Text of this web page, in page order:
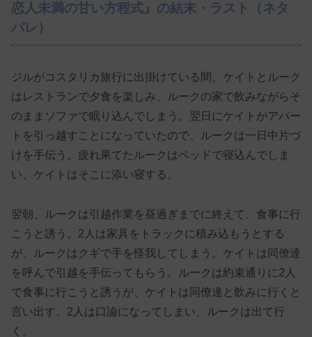
恋人未満の甘い方程式』の結末・ラスト（ネタ
バレ）
ジルがコスタリカ旅行に出掛けている間、ケイトとルーク
はレストランで夕食を楽しみ、ルークの家で飲みながらそ
のままソファで眠り込んでしまう。翌日にケイトがアパー
トを引っ越すことになっていたので、ルークは一日中片づ
けを手伝う。疲れ果てたルークはベッドで寝込んでしま
い、ケイトはそこに添い寝する。
翌朝、ルークは引越作業を昼過ぎまでに終えて、食事に行
こうと誘う。2人は家具をトラックに積み込もうとする
が、ルークはクギで手を怪我してしまう。ケイトは同僚達
を呼んで引越を手伝ってもらう。ルークは約束通りに2人
で食事に行こうと誘うが、ケイトは同僚達と飲みに行くと
言い出す。2人は口論になってしまい、ルークは出て行
く。